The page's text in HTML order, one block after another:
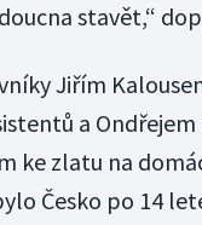
stavět,“
Jiřím
a
ke zlatu na
Česko po 14